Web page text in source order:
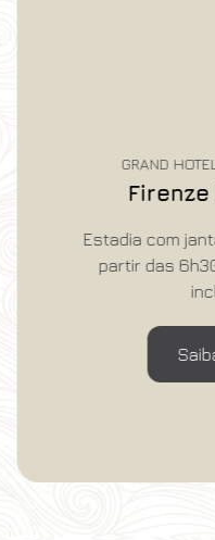
GRAND
Estadia com
partir das